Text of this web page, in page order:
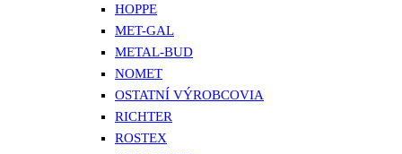
HOPPE
MET-GAL
METAL-BUD
NOMET
OSTATNÍ VÝROBCOVIA
RICHTER
ROSTEX